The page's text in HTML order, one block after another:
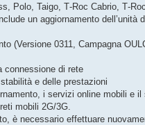
Polo, Taigo, T‑Roc Cabrio,
un aggiornamento dell’unità
(Versione 0311, Campagna
connessione di rete
e delle prestazioni
i servizi online mobili e
mobili 2G/3G.
è necessario effettuare